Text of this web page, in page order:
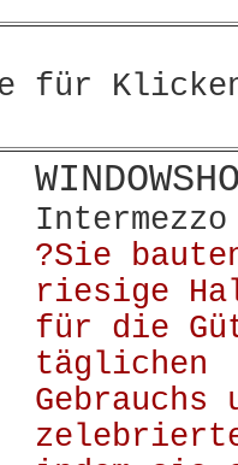
für
?Sie
riesige
für die
täglichen
Gebrauchs